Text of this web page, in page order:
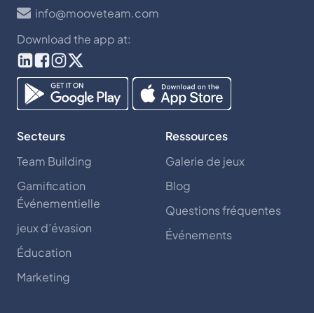
info@mooveteam.com
Download the app at:
Secteurs
Team Building
Gamification
Événementielle
jeux d’évasion
Éducation
Marketing
Ressources
Galerie de jeux
Blog
Questions fréquentes
Événements